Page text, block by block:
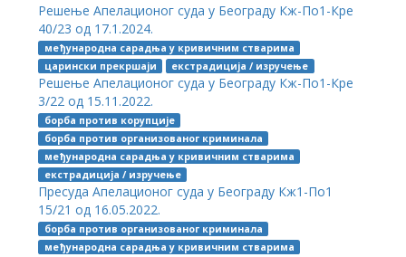
Решење Апелационог суда у Београду Кж-По1-Кре
40/23 од 17.1.2024.
међународна сарадња у кривичним стварима
царински прекршаји
екстрадиција / изручење
Решење Апелационог суда у Београду Кж-По1-Кре
3/22 од 15.11.2022.
борба против корупције
борба против организованог криминала
међународна сарадња у кривичним стварима
екстрадиција / изручење
Пресуда Апелационог суда у Београду Кж1-По1
15/21 од 16.05.2022.
борба против организованог криминала
међународна сарадња у кривичним стварима